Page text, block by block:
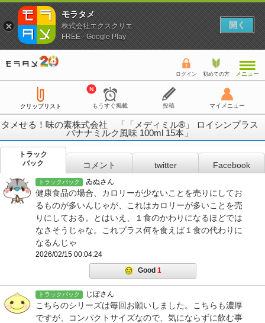
ログイン 初めての方 メニュー
クリップリスト もうすぐ掲載 投稿 マイメニュー
タメせる！味の素株式会社 「「メディミル®」 ロイシンプラス
バナナミルク風味 100ml 15本」
トラック
バック
コメント twitter Facebook
トラックバック ゐぬさん
健康食品の場合、カロリーが少ないことを売りにしてお
るものが多いんじゃが、これはカロリーが多いことを売
りにしておる。とはいえ、１食のかわりになるほどでは
なさそうじゃな。これプラス何を食えば１食の代わりに
なるんじゃ
2026/02/15 00:04:24
Good 1
トラックバック じぼさん
こちらのシリーズは毎回お願いしました。こちらも濃厚
ですが、コンパクトサイズなので、気にならずに飲む事
モラタメ
株式会社エクスクリエ
FREE - Google Play
開く